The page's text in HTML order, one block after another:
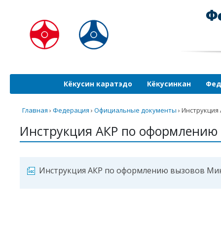
Кёкусин каратэдо Кёкусинкан
Главная › Федерация › Официальные документы ›
Инструкция АКР по оформлению
Инструкция АКР по оформлению вызовов